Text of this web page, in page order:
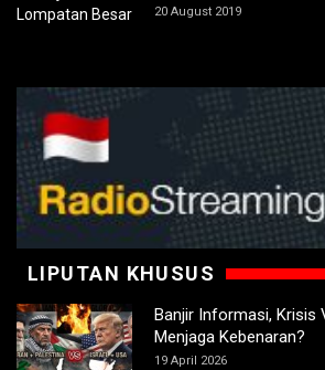
20 August 2019
LIPUTAN KHUSUS
Banjir Informasi, Krisis
Menjaga Kebenaran?
19 April 2026